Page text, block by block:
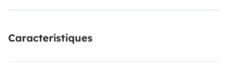
kmsEquipment :Solar panel, Fridge, 2 cooking lights, 1
(120x200), 1 child's bed (58x150), 1 outdoor table with
Característiques